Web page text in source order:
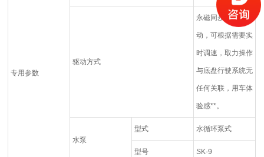
专用参数
驱动方式
永磁同步电机驱
动，可根据需要实
时调速，取力操作
与底盘行驶系统无
任何关联，用车体
验感**。
水泵
型式 水循环泵式
型号 SK-9